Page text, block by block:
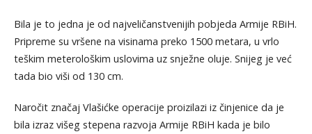
Bila je to jedna je od najveličanstvenijih pobjeda Armije RBiH.
Pripreme su vršene na visinama preko 1500 metara, u vrlo
teškim meterološkim uslovima uz snježne oluje. Snijeg je već
tada bio viši od 130 cm.
Naročit značaj Vlašićke operacije proizilazi iz činjenice da je
bila izraz višeg stepena razvoja Armije RBiH kada je bilo